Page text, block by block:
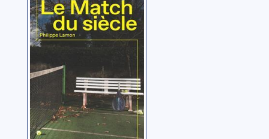
siècle
Lamon, Philippe